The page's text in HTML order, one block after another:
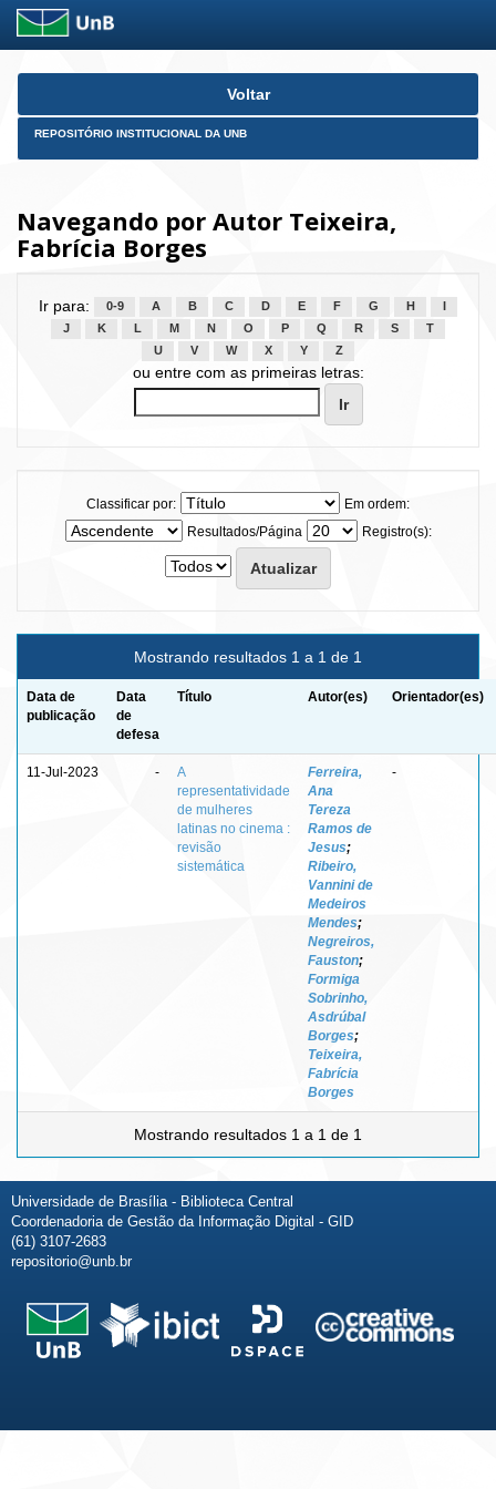
Skip
Voltar
REPOSITÓRIO INSTITUCIONAL DA UNB
Navegando por Autor Teixeira,
Fabrícia Borges
Ir para: 0-9 A B C D E F G H
J
K L M N O P Q R S
T
U
V W X Y Z
ou entre com as primeiras letras:
Classificar por:
Em ordem:
Resultados/Página
Registro(s):
Mostrando resultados 1 a 1 de 1
Data de
publicação
Data
de
defesa
Título Autor(es) Orientador(es)
11-Jul-2023 -
A
representatividade
de mulheres
latinas no cinema :
revisão
sistemática
Ferreira,
Ana
Tereza
Ramos de
Jesus;
Ribeiro,
Vannini de
Medeiros
Mendes;
Negreiros,
Fauston;
Formiga
Sobrinho,
Asdrúbal
Borges;
Teixeira,
Fabrícia
Borges
-
Mostrando resultados 1 a 1 de 1
Universidade de Brasília - Biblioteca Central
Coordenadoria de Gestão da Informação Digital - GID
(61) 3107-2683
repositorio@unb.br